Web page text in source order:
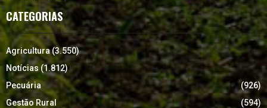
CATEGORIAS
Agricultura(3.550)
Notícias (1.812)
Pecuária
(926)
Gestão Rural
(594)